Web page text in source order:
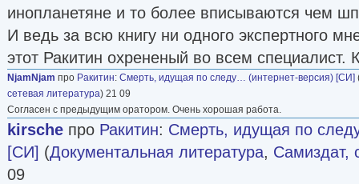
инопланетяне и то более вписываются чем
И ведь за всю книгу ни одного экспертного
этот Ракитин охрененый во всем специалист.
NjamNjam про Ракитин: Смерть, идущая по следу… (интернет-версия) [СИ]
сетевая литература) 21 09
Согласен с предыдущим оратором. Очень хорошая работа.
kirsche про Ракитин: Смерть, идущая по
[СИ] (Документальная литература, Самиздат,
09